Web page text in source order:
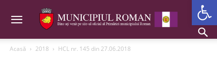
Acasă 2018 HCL nr. 145 din 27.06.2018